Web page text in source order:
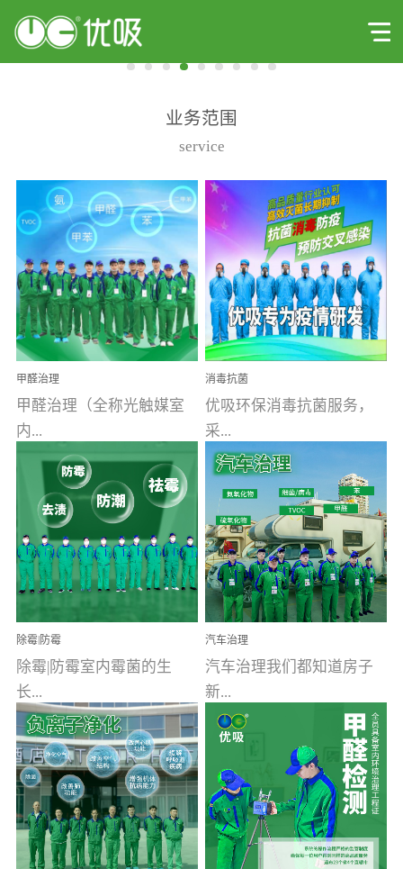
业务范围
service
甲醛治理
甲醛治理（全称光触媒室
内...
空气污染净化治理）工业
文明的进步，创造了多姿
多彩的家居产品和生活情
调，但也带来了以甲醛为
首的室内...
消毒抗菌
优吸环保消毒抗菌服务，
采...
用行业公认奥维牌消毒
液，具备杀死人体冠状病
毒的功效，杀菌率
99.99%。相对于传统消毒
液来说，无...
除霉|防霉
除霉|防霉室内霉菌的生
长...
受温度、湿度、基质养
分、通风四个条件影响，
温暖潮湿、营养物质多、
通风缓慢的空间最易滋生
汽车治理
汽车治理我们都知道房子
新...
装修完会有甲醛，其实汽
车的甲醛超标问题更为严
重。汽车的空间范围小，
配件、皮具、装饰多，这